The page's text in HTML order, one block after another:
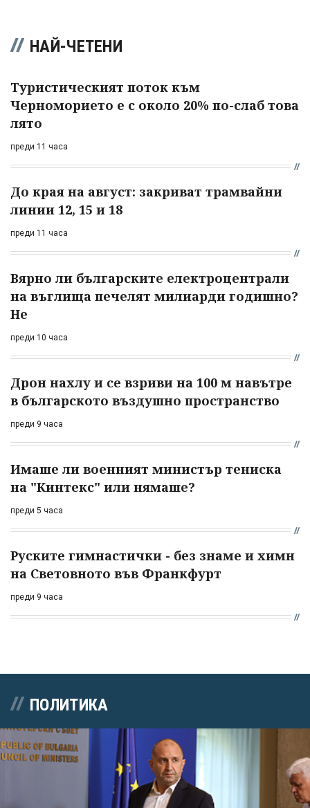
НАЙ-ЧЕТЕНИ
Туристическият поток към
Черноморието е с около 20% по-слаб това
лято
преди 11 часа
До края на август: закриват трамвайни
линии 12, 15 и 18
преди 11 часа
Вярно ли българските електроцентрали
на въглища печелят милиарди годишно?
Не
преди 10 часа
Дрон нахлу и се взриви на 100 м навътре
в българското въздушно пространство
преди 9 часа
Имаше ли военният министър тениска
на "Кинтекс" или нямаше?
преди 5 часа
Руските гимнастички - без знаме и химн
на Световното във Франкфурт
преди 9 часа
ПОЛИТИКА